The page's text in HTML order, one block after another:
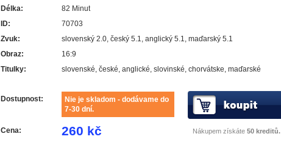
Délka:
82 Minut
ID:
70703
Zvuk:
slovenský 2.0, český 5.1, anglický 5.1, maďarský 5.1
Obraz:
16:9
Titulky:
slovenské, české, anglické, slovinské, chorvátske, maďarské
Dostupnost:
Nie je skladom - dodávame do
7-30 dní.
Cena: 260 kč Nákupem získáte 50 kreditů.